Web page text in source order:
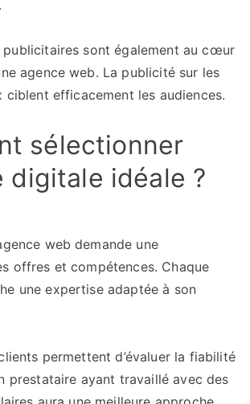
publicitaires sont également au cœur
agence web. La publicité sur les
ciblent efficacement les audiences.
sélectionner
digitale idéale ?
web demande une
offres et compétences. Chaque
une expertise adaptée à son
permettent d’évaluer la fiabilité
prestataire ayant travaillé avec des